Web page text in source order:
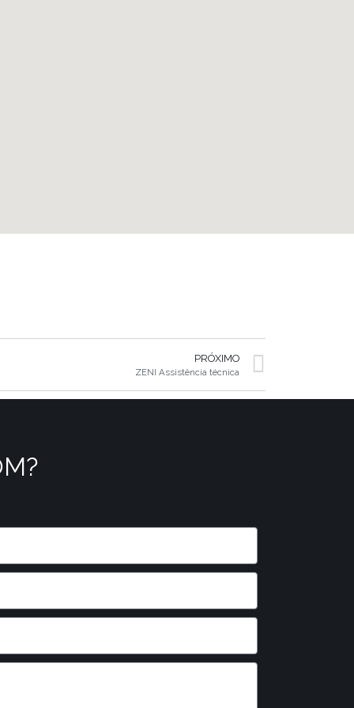
PRÓXIMO
ZENI Assistência técnica